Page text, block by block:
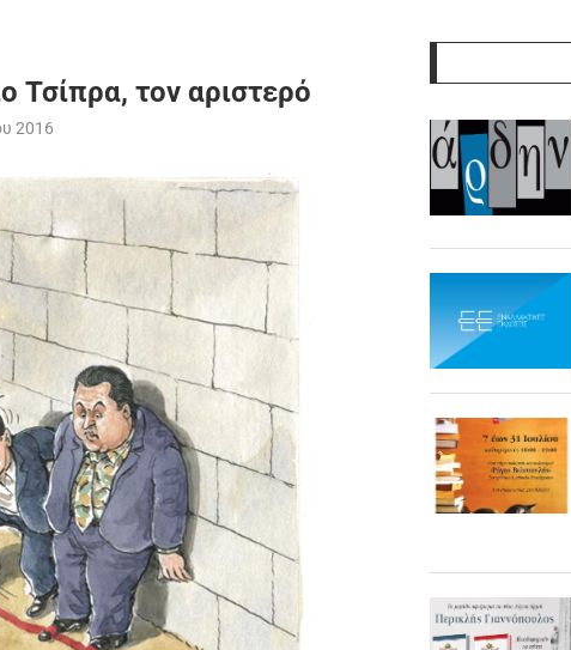
Τσίπρα, τον αριστερό
2016